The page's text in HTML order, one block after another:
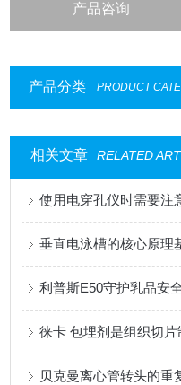
产品咨询
产品分类 PRODUCT
相关文章 RELATED
使用电穿孔仪时需要注
垂直电泳槽的核心原理
利普斯E50守护乳品安
徕卡 包埋剂是组织切
贝克曼离心管转头的重